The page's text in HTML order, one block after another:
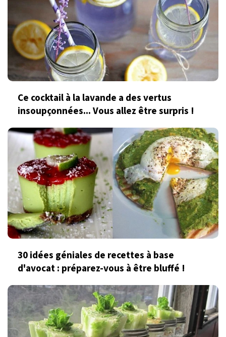
Ce cocktail à la lavande a des vertus
insoupçonnées... Vous allez être surpris !
30 idées géniales de recettes à base
d'avocat : préparez-vous à être bluffé !